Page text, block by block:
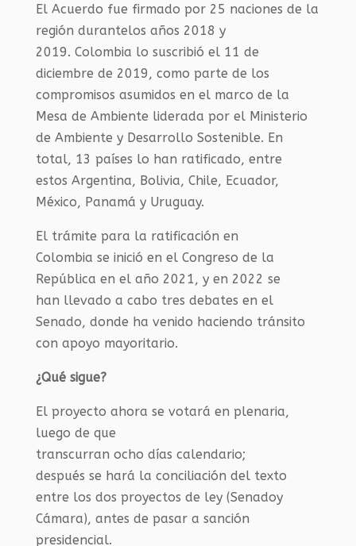
El Acuerdo fue firmado por 25 naciones de la
región durantelos años 2018 y
2019. Colombia lo suscribió el 11 de
diciembre de 2019, como parte de los
compromisos asumidos en el marco de la
Mesa de Ambiente liderada por el Ministerio
de Ambiente y Desarrollo Sostenible. En
total, 13 países lo han ratificado, entre
estos Argentina, Bolivia, Chile, Ecuador,
México, Panamá y Uruguay.
El trámite para la ratificación en
Colombia se inició en el Congreso de la
República en elaño 202 1 , y en 2022 se
han llevado a cabo tres debates en el
Senado, donde ha venido haciendo tránsito
con apoyo mayoritario.
¿Qué sigue?
El proyecto ahora se votará en plenaria,
luego de que
transcurran ocho días calendario;
después se hará la conciliación del texto
entre los dos proyectos de ley (Senadoy
Cámara), antes de pasar a sanción
presidencial.